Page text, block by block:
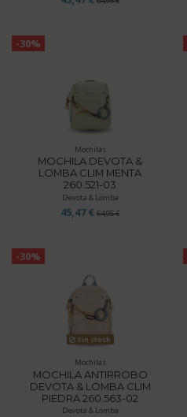
-30%
Mochilas
MOCHILA DEVOTA &
LOMBA CLIM MENTA
260.521-03
Devota & Lomba
45,47 €64,95 €
-30%
Sin stock
Mochilas
MOCHILA ANTIRROBO
DEVOTA & LOMBA CLIM
PIEDRA 260.563-02
Devota & Lomba